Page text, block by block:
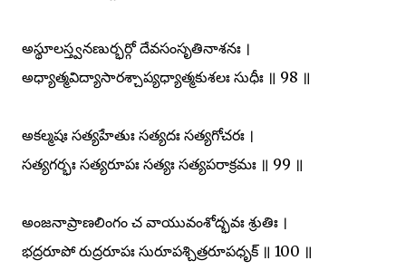
అస్థూలస్త్వనణుర్భర్గో దేవసంసృతినాశనః ।
అధ్యాత్మవిద్యాసారశ్చాప్యధ్యాత్మకుశలః సుధీః ॥ 98 ॥
అకల్మషః సత్యహేతుః సత్యదః సత్యగోచరః ।
సత్యగర్భః సత్యరూపః సత్యః సత్యపరాక్రమః ॥ 99 ॥
అంజనాప్రాణలింగం చ వాయువంశోద్భవః శ్రుతిః ।
భద్రరూపో రుద్రరూపః సురూపశ్చిత్రరూపధృక్ ॥ 100 ॥